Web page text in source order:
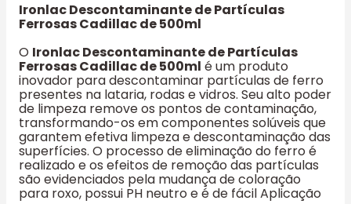
Ironlac Descontaminante de Partículas
Ferrosas Cadillac de 500ml
O Ironlac Descontaminante de Partículas
Ferrosas Cadillac de 500ml é um produto
inovador para descontaminar partículas de ferro
presentes na lataria, rodas e vidros. Seu alto poder
de limpeza remove os pontos de contaminação,
transformando-os em componentes solúveis que
garantem efetiva limpeza e descontaminação das
superfícies. O processo de eliminação do ferro é
realizado e os efeitos de remoção das partículas
são evidenciados pela mudança de coloração
para roxo, possui PH neutro e é de fácil Aplicação